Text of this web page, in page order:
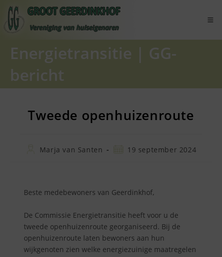
naar
inhoud
Energietransitie | GG-
bericht
Tweede openhuizenroute
BerichtMarja van Santen
Bericht19 september 2024
Beste medebewoners van Geerdinkhof,
De Commissie Energietransitie heeft voor u de
tweede openhuizenroute georganiseerd. Bij de
openhuizenroute laten bewoners aan hun
wijkgenoten zien welke energiezuinige maatregelen